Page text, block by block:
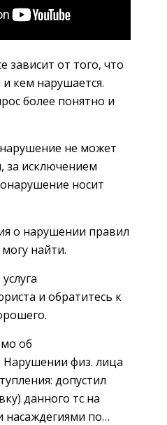
зависит от того, что
кем нарушается.
более понятно и
не может
за исключением
носит
о нарушении правил
найти.
и обратитесь к
об
физ. лица
допустил
данного тс на
насаждегиями по…